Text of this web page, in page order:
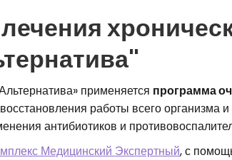
применяется программа
работы всего организма
антибиотиков и
Медицинский Экспертный, с